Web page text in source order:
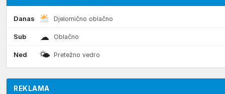
Danas Djelomično oblačno
Sub ☁ Oblačno
Ned 🌤 Pretežno vedro
REKLAMA